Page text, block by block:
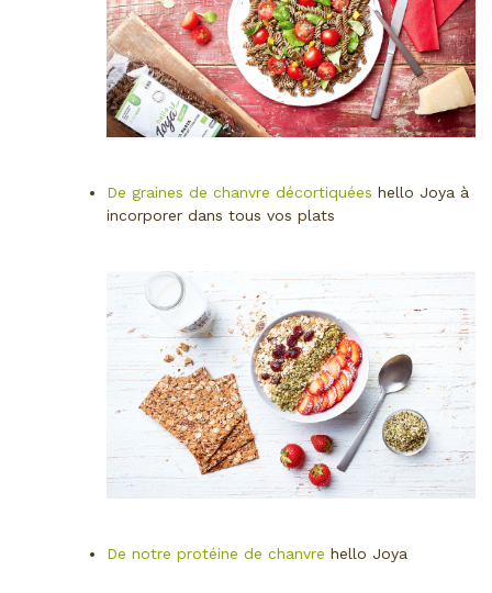
De graines de chanvre décortiquées hello Joya à
incorporer dans tous vos plats
De notre protéine de chanvre hello Joya